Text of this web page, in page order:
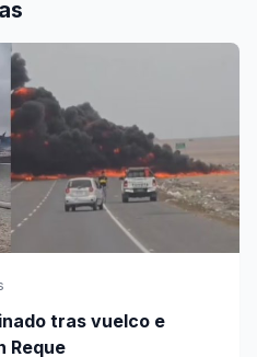
tras vuelco e
Reque